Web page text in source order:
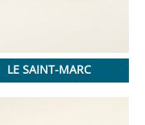
LE SAINT-MARC